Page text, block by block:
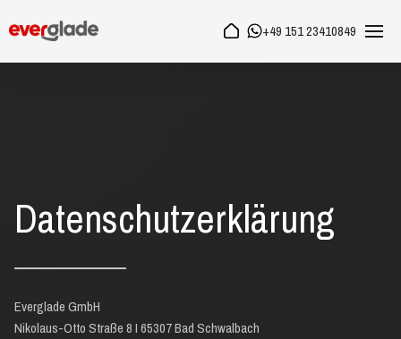
+49 151 23410849
Datenschutzerklärung
Everglade GmbH
Nikolaus-Otto Straße 8 I 65307 Bad Schwalbach